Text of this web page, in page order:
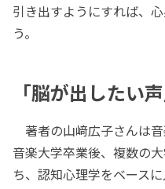
引き出すようにすれば、
う。
「脳が出したい
著者の山﨑広子さんは
音楽大学卒業後、複数の
ち、認知心理学をベース